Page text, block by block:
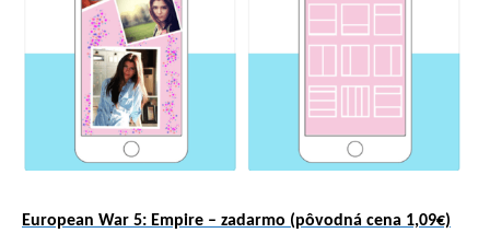
European War 5: Empire – zadarmo (pôvodná cena 1,09€)